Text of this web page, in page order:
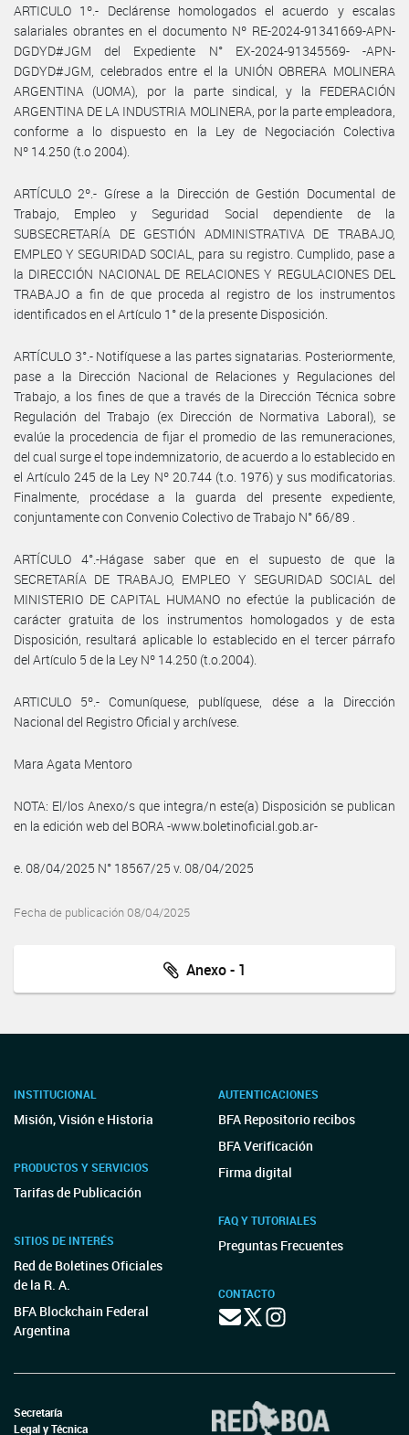
ARTICULO 1º.- Declárense homologados el acuerdo y escalas
salariales obrantes en el documento Nº RE-2024-91341669-APN-
DGDYD#JGM del Expediente N° EX-2024-91345569- -APN-
DGDYD#JGM, celebrados entre el la UNIÓN OBRERA MOLINERA
ARGENTINA (UOMA), por la parte sindical, y la FEDERACIÓN
ARGENTINA DE LA INDUSTRIA MOLINERA, por la parte empleadora,
conforme a lo dispuesto en la Ley de Negociación Colectiva
Nº 14.250 (t.o 2004).
ARTÍCULO 2º.- Gírese a la Dirección de Gestión Documental de
Trabajo, Empleo y Seguridad Social dependiente de la
SUBSECRETARÍA DE GESTIÓN ADMINISTRATIVA DE TRABAJO,
EMPLEO Y SEGURIDAD SOCIAL, para su registro. Cumplido, pase a
la DIRECCIÓN NACIONAL DE RELACIONES Y REGULACIONES DEL
TRABAJO a fin de que proceda al registro de los instrumentos
identificados en el Artículo 1° de la presente Disposición.
ARTÍCULO 3°.- Notifíquese a las partes signatarias. Posteriormente,
pase a la Dirección Nacional de Relaciones y Regulaciones del
Trabajo, a los fines de que a través de la Dirección Técnica sobre
Regulación del Trabajo (ex Dirección de Normativa Laboral), se
evalúe la procedencia de fijar el promedio de las remuneraciones,
del cual surge el tope indemnizatorio, de acuerdo a lo establecido en
el Artículo 245 de la Ley Nº 20.744 (t.o. 1976) y sus modificatorias.
Finalmente, procédase a la guarda del presente expediente,
conjuntamente con Convenio Colectivo de Trabajo N° 66/89 .
ARTÍCULO 4°.-Hágase saber que en el supuesto de que la
SECRETARÍA DE TRABAJO, EMPLEO Y SEGURIDAD SOCIAL del
MINISTERIO DE CAPITAL HUMANO no efectúe la publicación de
carácter gratuita de los instrumentos homologados y de esta
Disposición, resultará aplicable lo establecido en el tercer párrafo
del Artículo 5 de la Ley Nº 14.250 (t.o.2004).
ARTICULO 5º.- Comuníquese, publíquese, dése a la Dirección
Nacional del Registro Oficial y archívese.
Mara Agata Mentoro
NOTA: El/los Anexo/s que integra/n este(a) Disposición se publican
en la edición web del BORA -www.boletinoficial.gob.ar-
e. 08/04/2025 N° 18567/25 v. 08/04/2025
Fecha de publicación 08/04/2025
Anexo - 1
INSTITUCIONAL
Misión, Visión e Historia
PRODUCTOS Y SERVICIOS
Tarifas de Publicación
SITIOS DE INTERÉS
Red de Boletines Oficiales
de la R. A.
BFA Blockchain Federal
Argentina
AUTENTICACIONES
BFA Repositorio recibos
BFA Verificación
Firma digital
FAQ Y TUTORIALES
Preguntas Frecuentes
CONTACTO
Secretaría
Legal y Técnica